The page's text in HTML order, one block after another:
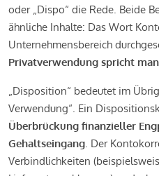
oder „Dispo“ die Rede. Beide
ähnliche Inhalte: Das Wort
Unternehmensbereich
Privatverwendung spricht
„Disposition“ bedeutet im
Verwendung“. Ein
Überbrückung finanzieller
Gehaltseingang. Der
Verbindlichkeiten